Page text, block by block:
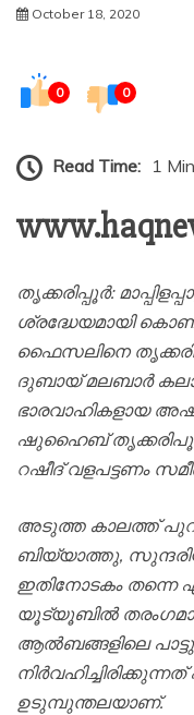
October 18, 2020
0 0
Read Time: 1
തൃക്കരിപ്പൂർ:
ശ്രദ്ധേയമായി
ഫൈസലിനെ
ദുബായ് മലബാർ കലാ
ഭാരവാഹികളായ
ഷുഹൈബ് തൃക്കരിപൂർ
റഷീദ് വളപട്ടണം
അടുത്ത കാലത്ത്
ബിയ്യാത്തു,
ഇതിനോടകം തന്നെ
യൂട്യൂബിൽ
ആൽബങ്ങളിലെ
ഉടുമ്പുന്തലയാണ്.